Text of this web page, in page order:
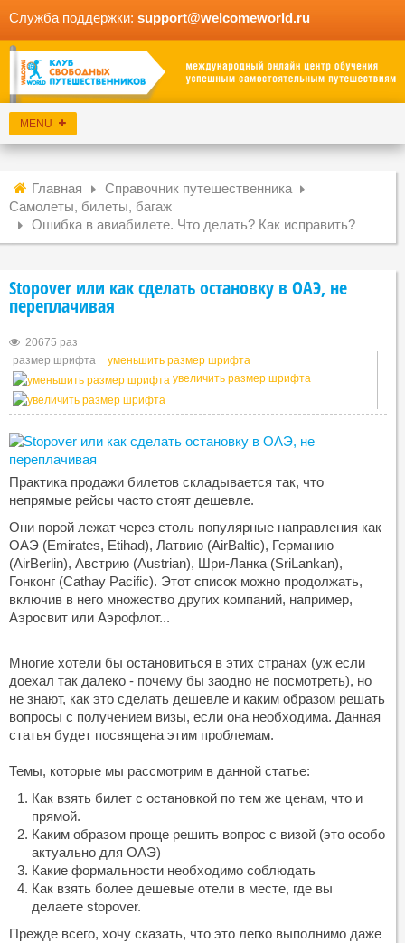
Служба поддержки: support@welcomeworld.ru
Главная
Справочник путешественника
Самолеты, билеты, багаж
Ошибка в авиабилете. Что делать? Как исправить?
Stopover или как сделать остановку в ОАЭ, не
переплачивая
20675 раз
размер шрифта
уменьшить размер шрифта
увеличить размер шрифта
Практика продажи билетов складывается так, что
непрямые рейсы часто стоят дешевле.
Они порой лежат через столь популярные направления как
ОАЭ (Emirates, Etihad), Латвию (AirBaltic), Германию
(AirBerlin), Австрию (Austrian), Шри-Ланка (SriLankan),
Гонконг (Cathay Pacific). Этот список можно продолжать,
включив в него множество других компаний, например,
Аэросвит или Аэрофлот...
Многие хотели бы остановиться в этих странах (уж если
доехал так далеко - почему бы заодно не посмотреть), но
не знают, как это сделать дешевле и каким образом решать
вопросы с получением визы, если она необходима. Данная
статья будет посвящена этим проблемам.
Темы, которые мы рассмотрим в данной статье:
Как взять билет с остановкой по тем же ценам, что и
прямой.
Каким образом проще решить вопрос с визой (это особо
актуально для ОАЭ)
Какие формальности необходимо соблюдать
Как взять более дешевые отели в месте, где вы
делаете stopover.
Прежде всего, хочу сказать, что это легко выполнимо даже